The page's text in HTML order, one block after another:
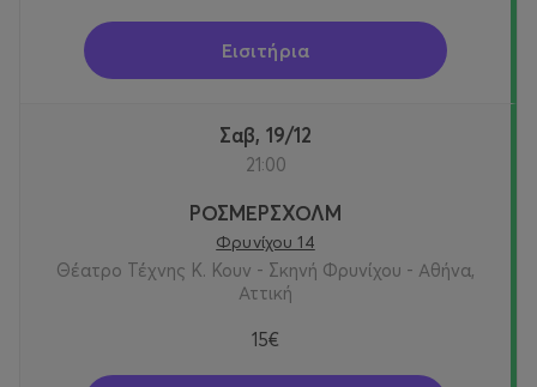
Εισιτήρια
Σαβ, 19/12
21:00
ΡΟΣΜΕΡΣΧΟΛΜ
Φρυνίχου 14
Θέατρο Τέχνης Κ. Κουν - Σκηνή Φρυνίχου - Αθήνα,
Αττική
15€